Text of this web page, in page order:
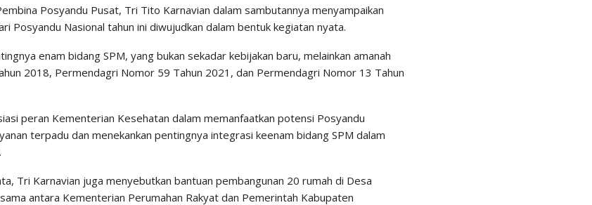
Posyandu Pusat, Tri Tito Karnavian dalam sambutannya menyampaikan
Posyandu Nasional tahun ini diwujudkan dalam bentuk kegiatan nyata.
enam bidang SPM, yang bukan sekadar kebijakan baru, melainkan amanah
2018, Permendagri Nomor 59 Tahun 2021, dan Permendagri Nomor 13 Tahun
peran Kementerian Kesehatan dalam memanfaatkan potensi Posyandu
terpadu dan menekankan pentingnya integrasi keenam bidang SPM dalam
Tri Karnavian juga menyebutkan bantuan pembangunan 20 rumah di Desa
antara Kementerian Perumahan Rakyat dan Pemerintah Kabupaten